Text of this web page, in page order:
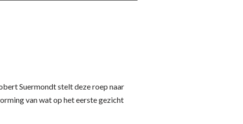
Suermondt stelt deze roep naar
van wat op het eerste gezicht